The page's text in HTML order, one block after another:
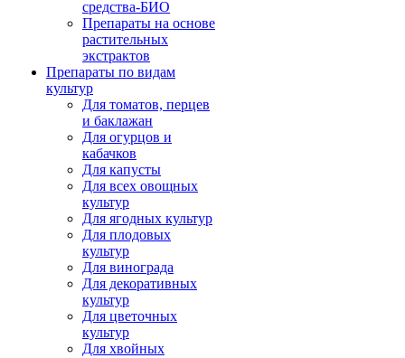
средства-БИО
Препараты на основе
растительных
экстрактов
Препараты по видам
культур
Для томатов, перцев
и баклажан
Для огурцов и
кабачков
Для капусты
Для всех овощных
культур
Для ягодных культур
Для плодовых
культур
Для винограда
Для декоративных
культур
Для цветочных
культур
Для хвойных